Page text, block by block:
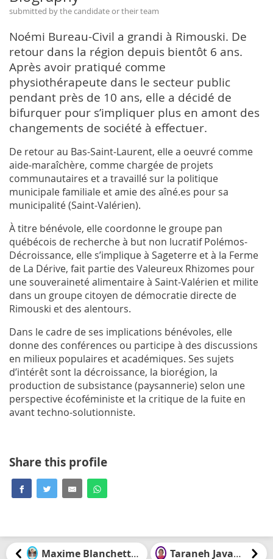
submitted by the candidate or their team
Noémi Bureau-Civil a grandi à Rimouski. De
retour dans la région depuis bientôt 6 ans.
Après avoir pratiqué comme
physiothérapeute dans le secteur public
pendant près de 10 ans, elle a décidé de
bifurquer pour s’impliquer plus en amont des
changements de société à effectuer.
De retour au Bas-Saint-Laurent, elle a oeuvré comme
aide-maraîchère, comme chargée de projets
communautaires et a travaillé sur la politique
municipale familiale et amie des aîné.es pour sa
municipalité (Saint-Valérien).
À titre bénévole, elle coordonne le groupe pan
québécois de recherche à but non lucratif Polémos-
Décroissance, elle s’implique à Sageterre et à la Ferme
de La Dérive, fait partie des Valeureux Rhizomes pour
une souveraineté alimentaire à Saint-Valérien et milite
dans un groupe citoyen de démocratie directe de
Rimouski et des alentours.
Dans le cadre de ses implications bénévoles, elle
donne des conférences ou participe à des discussions
en milieux populaires et académiques. Ses sujets
d’intérêt sont la décroissance, la biorégion, la
production de subsistance (paysannerie) selon une
perspective écoféministe et la critique de la fuite en
avant techno-solutionniste.
Share this profile
Maxime Blanchette-Joncas Taraneh Javanbakht